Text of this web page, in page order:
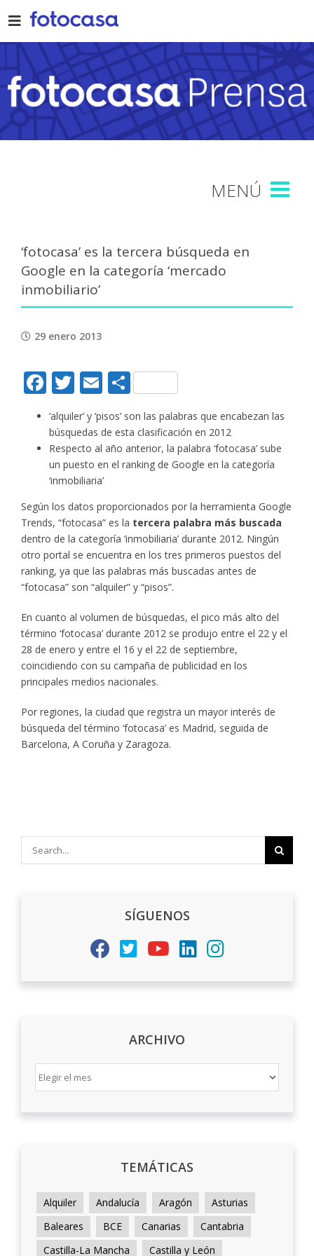
to
content
‘fotocasa’ es la tercera búsqueda en
Google en la categoría ‘mercado
inmobiliario’
29 enero 2013
Facebook
Twitter
EmailCompartir
‘alquiler’ y ‘pisos’ son las palabras que encabezan las
búsquedas de esta clasificación en 2012
Respecto al año anterior, la palabra ‘fotocasa’ sube
un puesto en el ranking de Google en la categoría
‘inmobiliaria’
Según los datos proporcionados por la herramienta Google
Trends, “fotocasa” es la tercera palabra más buscada
dentro de la categoría ‘inmobiliaria’ durante 2012. Ningún
otro portal se encuentra en los tres primeros puestos del
ranking, ya que las palabras más buscadas antes de
“fotocasa” son “alquiler” y “pisos”.
En cuanto al volumen de búsquedas, el pico más alto del
término ‘fotocasa’ durante 2012 se produjo entre el 22 y el
28 de enero y entre el 16 y el 22 de septiembre,
coincidiendo con su campaña de publicidad en los
principales medios nacionales.
Por regiones, la ciudad que registra un mayor interés de
búsqueda del término ‘fotocasa’ es Madrid, seguida de
Barcelona, A Coruña y Zaragoza.
SÍGUENOS
ARCHIVO
TEMÁTICAS
Alquiler Andalucía Aragón
Asturias
Baleares
BCE Canarias
Cantabria
Castilla-La Mancha
Castilla y León